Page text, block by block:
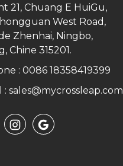
21, Chuang E HuiGu,
West Road,
Zhenhai, Ningbo,
Chine 315201.
: 0086 18358419399
: sales@mycrossleap.com